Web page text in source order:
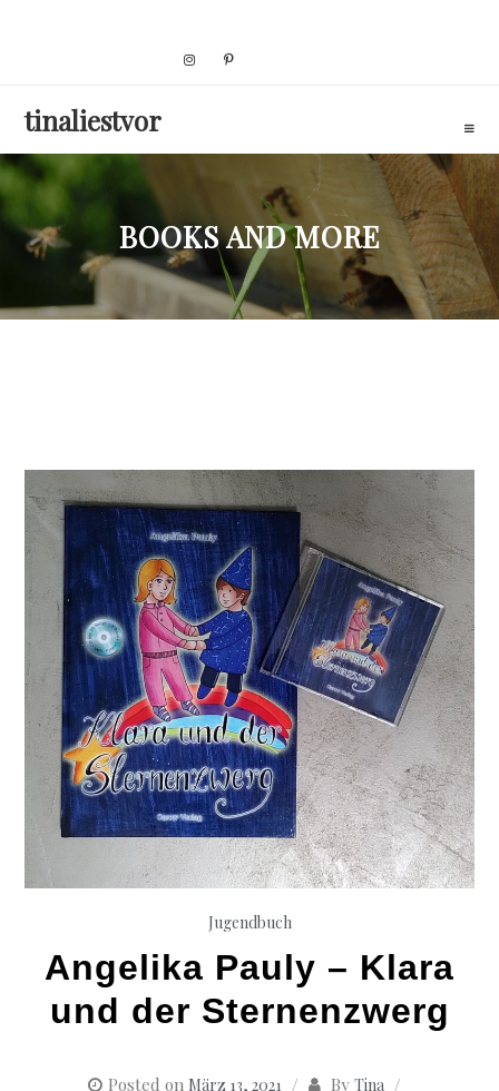
tinaliestvor
BOOKS AND MORE
Jugendbuch
Angelika Pauly – Klara
und der Sternenzwerg
Posted on März 13, 2021 By Tina